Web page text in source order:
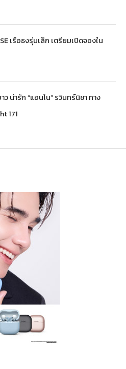
เรือธงรุ่นเล็ก เตรียมเปิดจองใน
ว น่ารัก “แอนโน” รวินทร์นิชา ทาง
171